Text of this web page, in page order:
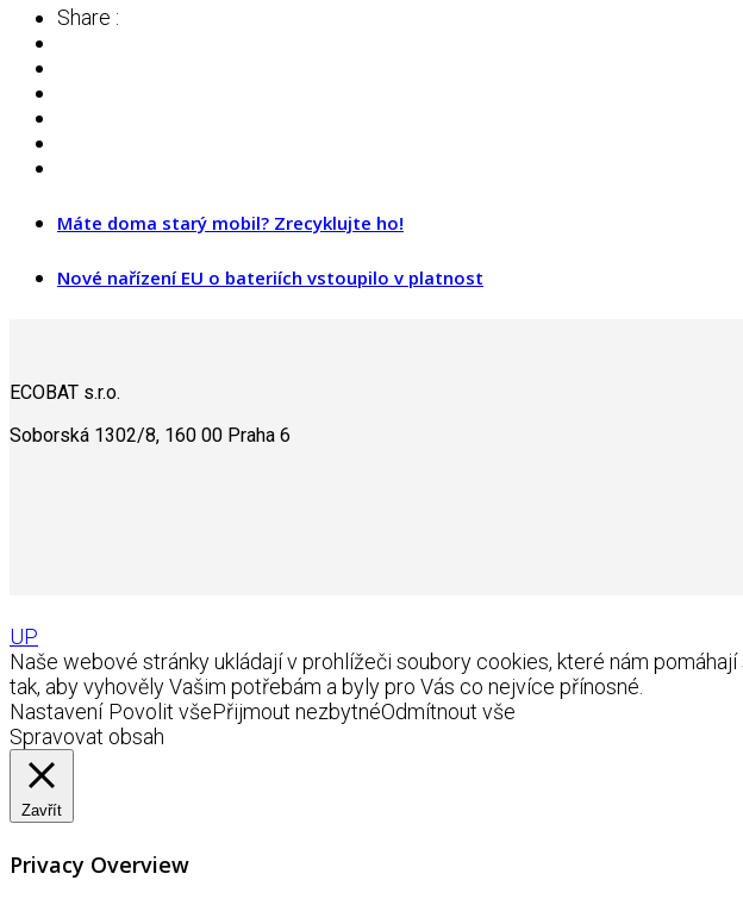
Share :
Máte doma starý mobil? Zrecyklujte ho!
Nové nařízení EU o bateriích vstoupilo v platnost
ECOBAT s.r.o.
Soborská 1302/8, 160 00 Praha 6
UP
Naše webové stránky ukládají v prohlížeči soubory cookies, které nám
tak, aby vyhověly Vašim potřebám a byly pro Vás co nejvíce přínosné.
Nastavení Povolit všePřijmout nezbytnéOdmítnout vše
Spravovat obsah
Zavřít
Privacy Overview